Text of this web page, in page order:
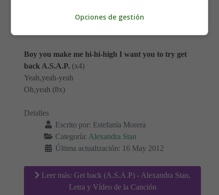
Tic -Tak Toe go play me nonstop
Boy you make me hi-hi-high I want you to try get
back A.S.A.P. (x4)
Yeah,yeah-yeah
Oh,yeah (8x)
Detalles
Escrito por: Estefanía Morera
Categoría: Alexandra Stan
Última actualización: 16 May 2012
Leer más: Get back (A.S.A.P) - Alexandra Stan,
Letra y Vídeo de la Canción
Opciones de gestión